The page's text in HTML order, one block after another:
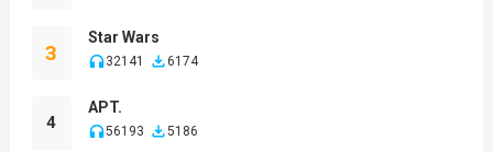
3
Star Wars
32141 6174
4
APT.
56193 5186